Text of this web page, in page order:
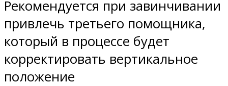
Рекомендуется при завинчивании
привлечь третьего помощника,
который в процессе будет
корректировать вертикальное
положение